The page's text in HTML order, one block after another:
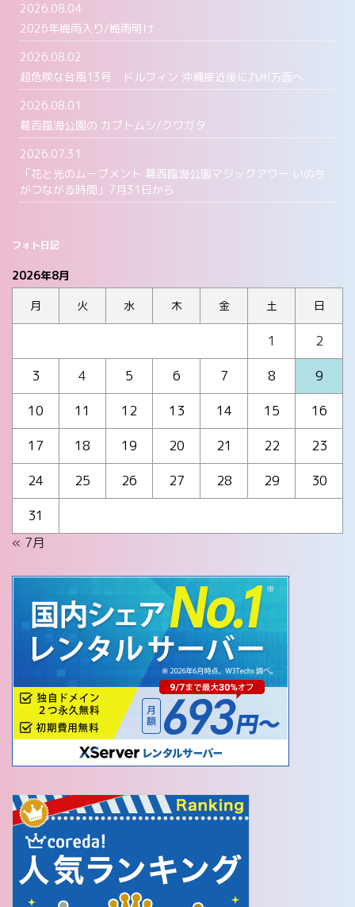
2026.08.04
2026年梅雨入り/梅雨明け
2026.08.02
超危険な台風13号 ドルフィン 沖縄接近後に九州方面へ
2026.08.01
葛西臨海公園の カブトムシ/クワガタ
2026.07.31
「花と光のムーブメント 葛西臨海公園マジックアワー いのち
がつながる時間」7月31日から
フォト日記
2026年8月
月
火 水 木 金 土 日
1
2
3
4 5 6 7 8
9
10
11 12 13 14 15
16
17
18 19 20 21 22
23
24
25 26 27 28 29
30
31
« 7月